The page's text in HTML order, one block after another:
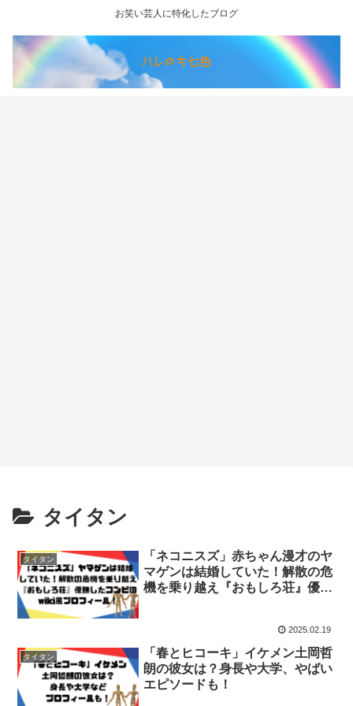
お笑い芸人に特化したブログ
タイタン
タイタン
「ネコニスズ」赤ちゃん漫才のヤ
マゲンは結婚していた！解散の危
機を乗り越え『おもしろ荘』優勝
2025.02.19
タイタン
「春とヒコーキ」イケメン土岡哲
朗の彼女は？身長や大学、やばい
エピソードも！